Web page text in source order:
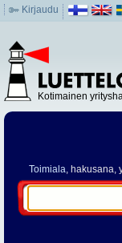
Kirjaudu
Kotimainen
Toimiala, hakusana,